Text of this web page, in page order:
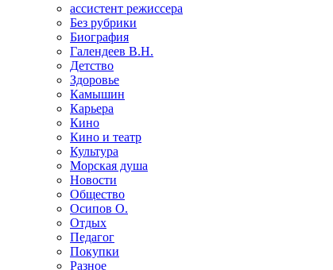
ассистент режиссера
Без рубрики
Биография
Галендеев В.Н.
Детство
Здоровье
Камышин
Карьера
Кино
Кино и театр
Культура
Морская душа
Новости
Общество
Осипов О.
Отдых
Педагог
Покупки
Разное